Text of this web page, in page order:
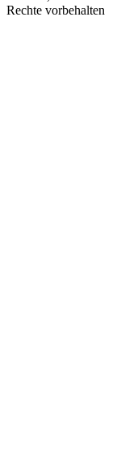
Rechte vorbehalten